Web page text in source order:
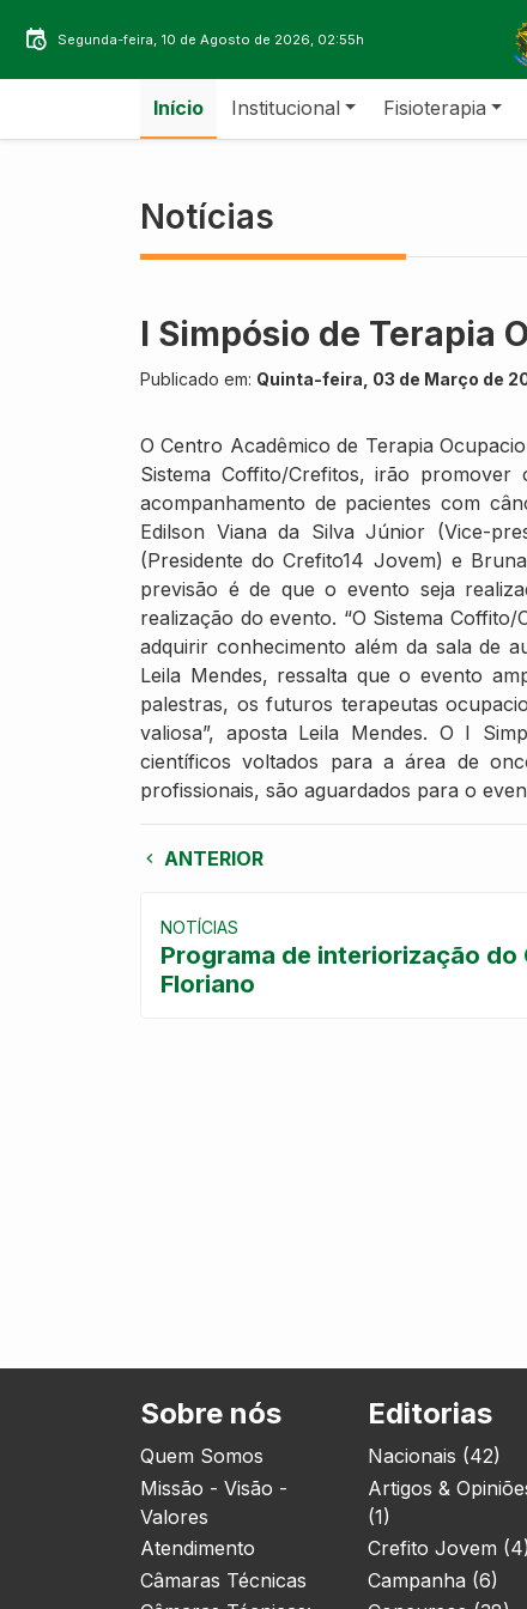
Segunda-feira, 10 de Agosto de 2026, 02:55h
Início Institucional Fisioterapia
Notícias
I Simpósio de Terapia
Publicado em: Quinta-feira, 03 de Março de
O Centro Acadêmico de Terapia
Sistema Coffito/Crefitos, irão
acompanhamento de pacientes com
Edilson Viana da Silva Júnior (Vice-
(Presidente do Crefito14 Jovem) e
previsão é de que o evento seja
realização do evento. “O Sistema
adquirir conhecimento além da sala de
Leila Mendes, ressalta que o evento
palestras, os futuros terapeutas
valiosa”, aposta Leila Mendes. O I
científicos voltados para a área de
profissionais, são aguardados para o
ANTERIOR
NOTÍCIAS
Programa de interiorização do
Floriano
Sobre nós
Quem Somos
Missão - Visão -
Valores
Atendimento
Câmaras Técnicas
Editorias
Nacionais (42)
Artigos &
(1)
Crefito Jovem (4)
Campanha (6)